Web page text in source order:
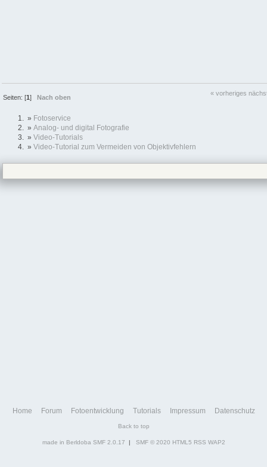
Seiten: [1]Nach oben
« vorheriges
» Fotoservice
» Analog- und digital Fotografie
» Video-Tutorials
» Video-Tutorial zum Vermeiden von Objektivfehlern
Home Forum Fotoentwicklung Tutorials Impressum Datenschutz
Back to top
made in Berldoba SMF 2.0.17 | SMF © 2020 HTML5 RSS WAP2